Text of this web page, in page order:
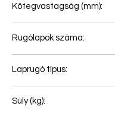
Kötegvastagság (mm):
Rugólapok száma:
Laprugó típus:
Súly (kg):